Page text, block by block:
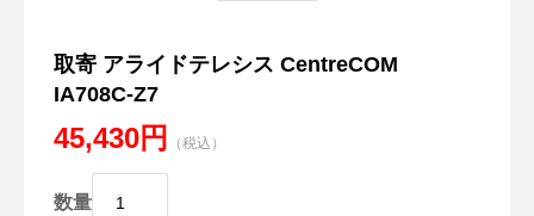
取寄 アライドテレシス CentreCOM
IA708C-Z7
45,430円 （税込）
数量